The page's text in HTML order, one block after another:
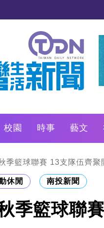
校園 時事 藝文
LO叩敲敲門
季籃球聯賽 13支隊伍齊聚
休閒 南投新聞
季籃球聯